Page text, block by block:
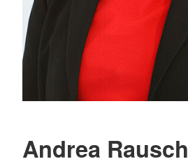
Andrea Rausch